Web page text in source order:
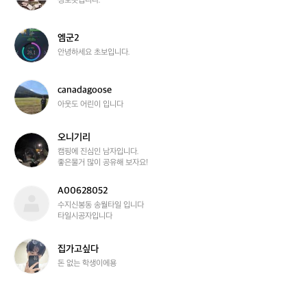
도
정
보
봇
엠
군
2
엠군2
안녕하세요 초보입니다.
c
a
n
d
a
g
canadagoose
아웃도 어린이 입니다
오
니
기
오니기리
캠핑에 진심인 남자입니다.
좋은물거 많이 공유해 보자요!
2
8
0
A00628052
수지신봉동 송월타일 입니다
타일시공자입니다
집
가
고
집가고싶다
돈 없는 학생이에용